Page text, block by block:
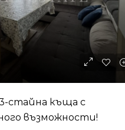
стайна къща с
възможности!